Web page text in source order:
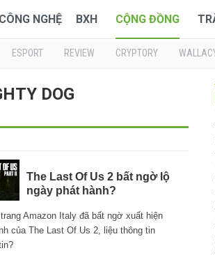
CÔNG NGHỆ BXH CỘNG ĐỒNG
ESPORT REVIEW CRYPTORY
DOG
The Last Of Us 2 bất ngờ lộ
ngày phát hành?
Amazon Italy đã bất ngờ xuất hiện
của The Last Of Us 2, liệu thông tin